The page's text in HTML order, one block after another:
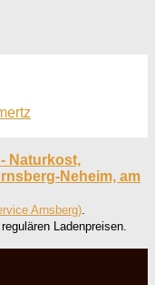
Naturkost,
Neheim, am
Arnsberg)
Ladenpreisen.